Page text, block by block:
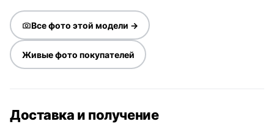
Все фото этой модели →
Живые фото покупателей
Доставка и получение